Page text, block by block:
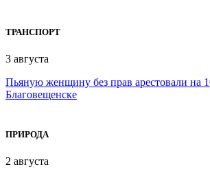
ТРАНСПОРТ
3 августа
Пьяную женщину без прав арестовали на
Благовещенске
ПРИРОДА
2 августа